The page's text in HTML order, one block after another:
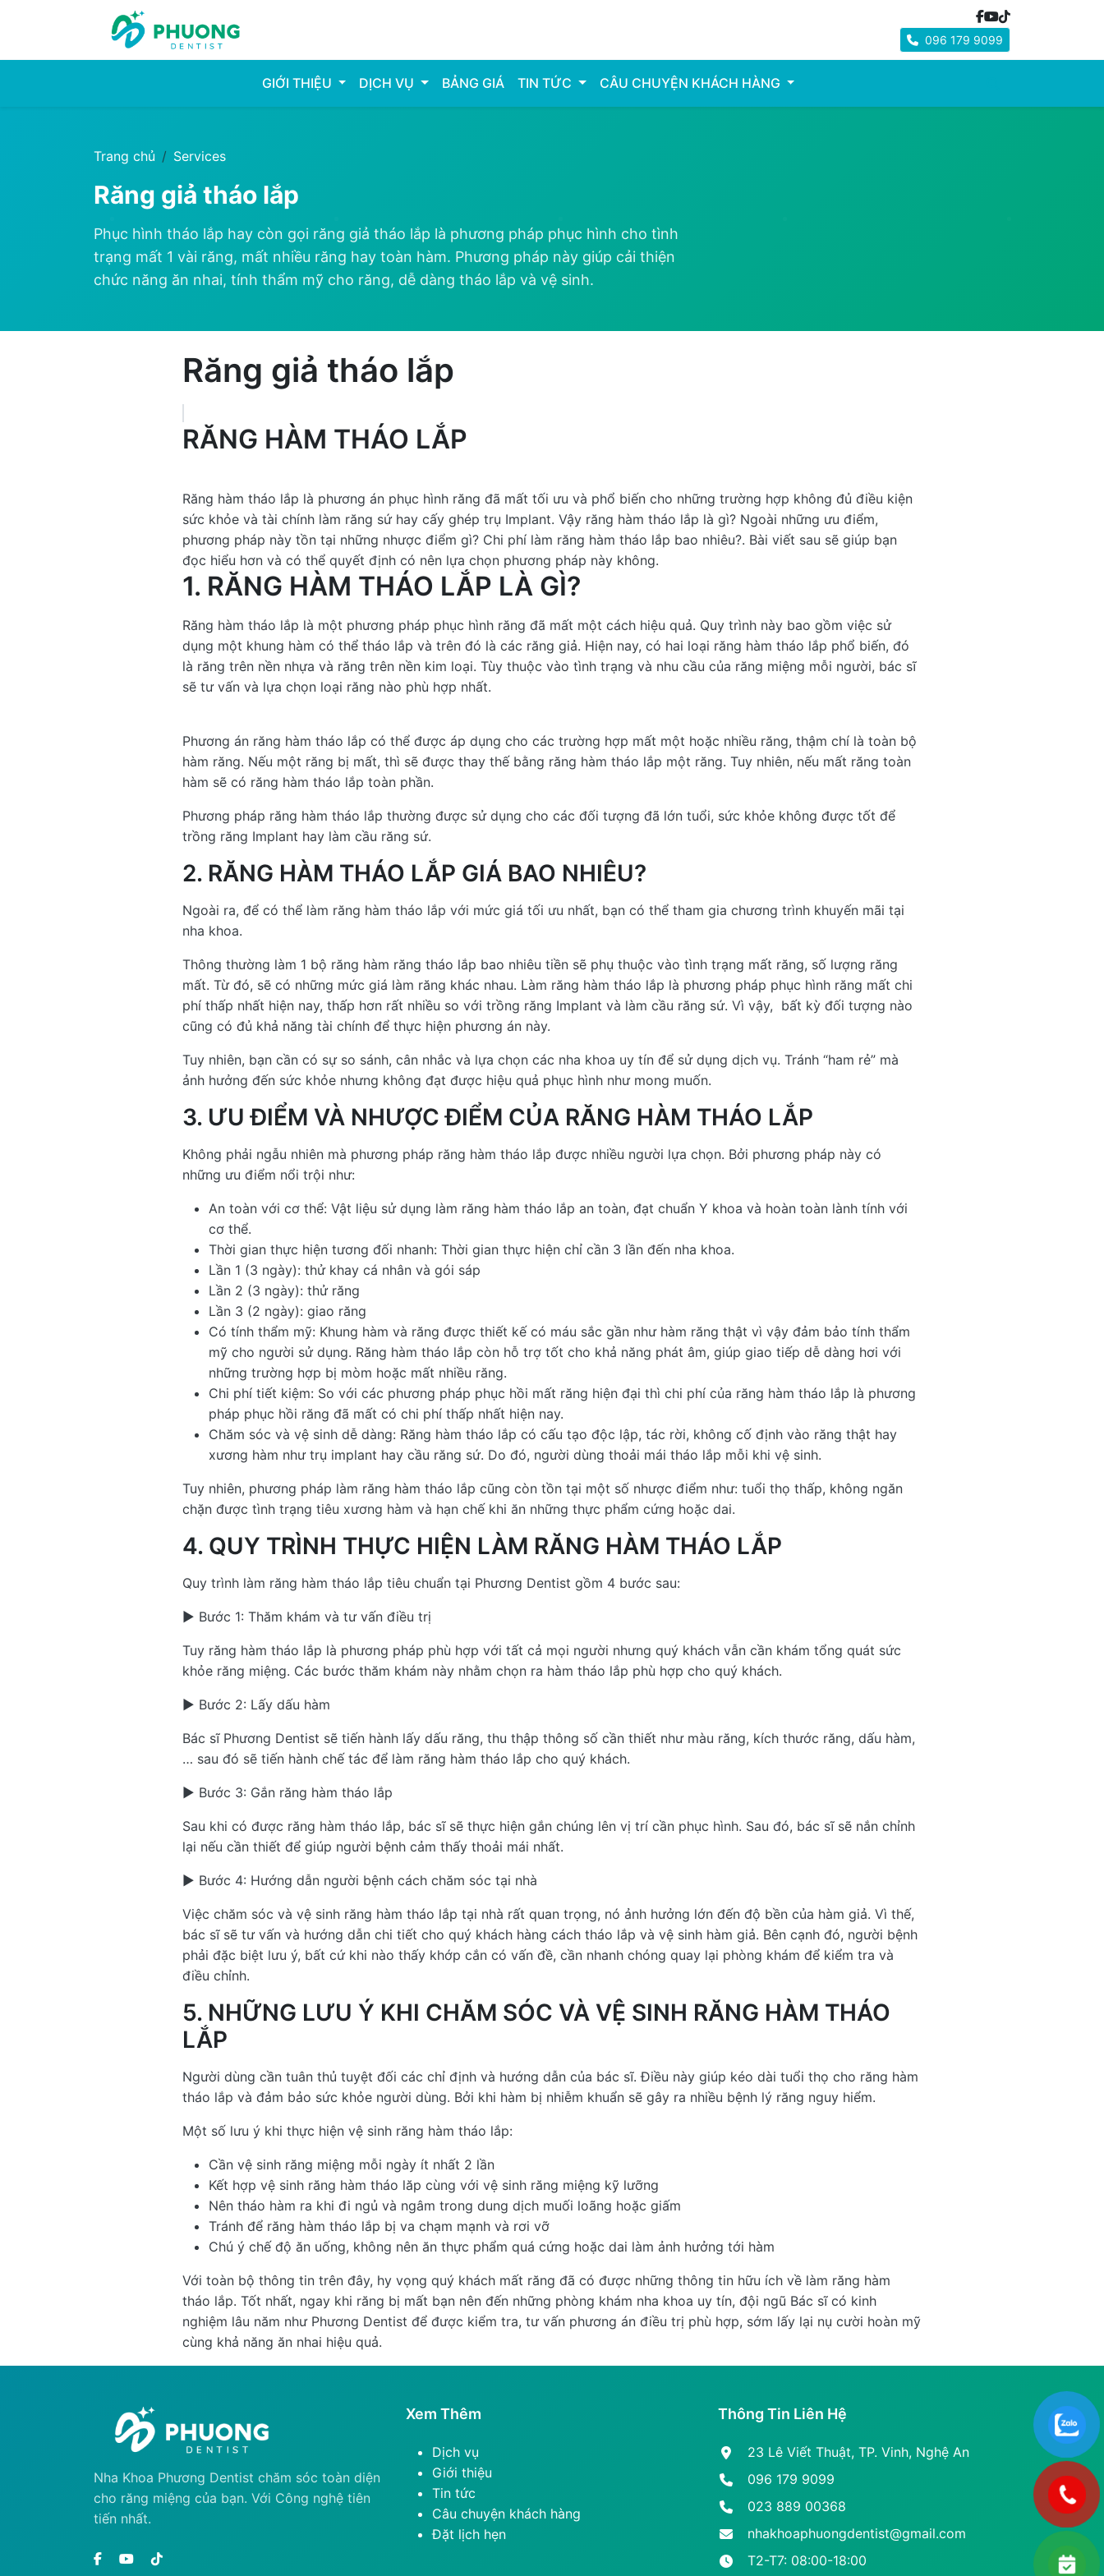
096 179 9099
GIỚI THIỆU DỊCH VỤ BẢNG GIÁ TIN TỨC CÂU CHUYỆN KHÁCH HÀNG
Trang chủ Services
Răng giả tháo lắp
Phục hình tháo lắp hay còn gọi răng giả tháo lắp là phương pháp phục hình cho tình
trạng mất 1 vài răng, mất nhiều răng hay toàn hàm. Phương pháp này giúp cải thiện
chức năng ăn nhai, tính thẩm mỹ cho răng, dễ dàng tháo lắp và vệ sinh.
Răng giả tháo lắp
RĂNG HÀM THÁO LẮP
Răng hàm tháo lắp là phương án phục hình răng đã mất tối ưu và phổ biến cho những trường hợp không đủ điều kiện
sức khỏe và tài chính làm răng sứ hay cấy ghép trụ Implant. Vậy răng hàm tháo lắp là gì? Ngoài những ưu điểm,
phương pháp này tồn tại những nhược điểm gì? Chi phí làm răng hàm tháo lắp bao nhiêu?. Bài viết sau sẽ giúp bạn
đọc hiểu hơn và có thể quyết định có nên lựa chọn phương pháp này không.
1. RĂNG HÀM THÁO LẮP LÀ GÌ?
Răng hàm tháo lắp là một phương pháp phục hình răng đã mất một cách hiệu quả. Quy trình này bao gồm việc sử
dụng một khung hàm có thể tháo lắp và trên đó là các răng giả. Hiện nay, có hai loại răng hàm tháo lắp phổ biến, đó
là răng trên nền nhựa và răng trên nền kim loại. Tùy thuộc vào tình trạng và nhu cầu của răng miệng mỗi người, bác sĩ
sẽ tư vấn và lựa chọn loại răng nào phù hợp nhất.
Phương án răng hàm tháo lắp có thể được áp dụng cho các trường hợp mất một hoặc nhiều răng, thậm chí là toàn bộ
hàm răng. Nếu một răng bị mất, thì sẽ được thay thế bằng răng hàm tháo lắp một răng. Tuy nhiên, nếu mất răng toàn
hàm sẽ có răng hàm tháo lắp toàn phần.
Phương pháp răng hàm tháo lắp thường được sử dụng cho các đối tượng đã lớn tuổi, sức khỏe không được tốt để
trồng răng Implant hay làm cầu răng sứ.
2. RĂNG HÀM THÁO LẮP GIÁ BAO NHIÊU?
Ngoài ra, để có thể làm răng hàm tháo lắp với mức giá tối ưu nhất, bạn có thể tham gia chương trình khuyến mãi tại
nha khoa.
Thông thường làm 1 bộ răng hàm răng tháo lắp bao nhiêu tiền sẽ phụ thuộc vào tình trạng mất răng, số lượng răng
mất. Từ đó, sẽ có những mức giá làm răng khác nhau. Làm răng hàm tháo lắp là phương pháp phục hình răng mất chi
phí thấp nhất hiện nay, thấp hơn rất nhiều so với trồng răng Implant và làm cầu răng sứ. Vì vậy, bất kỳ đối tượng nào
cũng có đủ khả năng tài chính để thực hiện phương án này.
Tuy nhiên, bạn cần có sự so sánh, cân nhắc và lựa chọn các nha khoa uy tín để sử dụng dịch vụ. Tránh “ham rẻ” mà
ảnh hưởng đến sức khỏe nhưng không đạt được hiệu quả phục hình như mong muốn.
3. ƯU ĐIỂM VÀ NHƯỢC ĐIỂM CỦA RĂNG HÀM THÁO LẮP
Không phải ngẫu nhiên mà phương pháp răng hàm tháo lắp được nhiều người lựa chọn. Bởi phương pháp này có
những ưu điểm nổi trội như:
An toàn với cơ thể: Vật liệu sử dụng làm răng hàm tháo lắp an toàn, đạt chuẩn Y khoa và hoàn toàn lành tính với
cơ thể.
Thời gian thực hiện tương đối nhanh: Thời gian thực hiện chỉ cần 3 lần đến nha khoa.
Lần 1 (3 ngày): thử khay cá nhân và gói sáp
Lần 2 (3 ngày): thử răng
Lần 3 (2 ngày): giao răng
Có tính thẩm mỹ: Khung hàm và răng được thiết kế có máu sắc gần như hàm răng thật vì vậy đảm bảo tính thẩm
mỹ cho người sử dụng. Răng hàm tháo lắp còn hỗ trợ tốt cho khả năng phát âm, giúp giao tiếp dễ dàng hơi với
những trường hợp bị mòm hoặc mất nhiều răng.
Chi phí tiết kiệm: So với các phương pháp phục hồi mất răng hiện đại thì chi phí của răng hàm tháo lắp là phương
pháp phục hồi răng đã mất có chi phí thấp nhất hiện nay.
Chăm sóc và vệ sinh dễ dàng: Răng hàm tháo lắp có cấu tạo độc lập, tác rời, không cố định vào răng thật hay
xương hàm như trụ implant hay cầu răng sứ. Do đó, người dùng thoải mái tháo lắp mỗi khi vệ sinh.
Tuy nhiên, phương pháp làm răng hàm tháo lắp cũng còn tồn tại một số nhược điểm như: tuổi thọ thấp, không ngăn
chặn được tình trạng tiêu xương hàm và hạn chế khi ăn những thực phẩm cứng hoặc dai.
4. QUY TRÌNH THỰC HIỆN LÀM RĂNG HÀM THÁO LẮP
Quy trình làm răng hàm tháo lắp tiêu chuẩn tại Phương Dentist gồm 4 bước sau:
► Bước 1: Thăm khám và tư vấn điều trị
Tuy răng hàm tháo lắp là phương pháp phù hợp với tất cả mọi người nhưng quý khách vẫn cần khám tổng quát sức
khỏe răng miệng. Các bước thăm khám này nhằm chọn ra hàm tháo lắp phù hợp cho quý khách.
► Bước 2: Lấy dấu hàm
Bác sĩ Phương Dentist sẽ tiến hành lấy dấu răng, thu thập thông số cần thiết như màu răng, kích thước răng, dấu hàm,
… sau đó sẽ tiến hành chế tác để làm răng hàm tháo lắp cho quý khách.
► Bước 3: Gắn răng hàm tháo lắp
Sau khi có được răng hàm tháo lắp, bác sĩ sẽ thực hiện gắn chúng lên vị trí cần phục hình. Sau đó, bác sĩ sẽ nắn chỉnh
lại nếu cần thiết để giúp người bệnh cảm thấy thoải mái nhất.
► Bước 4: Hướng dẫn người bệnh cách chăm sóc tại nhà
Việc chăm sóc và vệ sinh răng hàm tháo lắp tại nhà rất quan trọng, nó ảnh hưởng lớn đến độ bền của hàm giả. Vì thế,
bác sĩ sẽ tư vấn và hướng dẫn chi tiết cho quý khách hàng cách tháo lắp và vệ sinh hàm giả. Bên cạnh đó, người bệnh
phải đặc biệt lưu ý, bất cứ khi nào thấy khớp cắn có vấn đề, cần nhanh chóng quay lại phòng khám để kiểm tra và
điều chỉnh.
5. NHỮNG LƯU Ý KHI CHĂM SÓC VÀ VỆ SINH RĂNG HÀM THÁO
LẮP
Người dùng cần tuân thủ tuyệt đối các chỉ định và hướng dẫn của bác sĩ. Điều này giúp kéo dài tuổi thọ cho răng hàm
tháo lắp và đảm bảo sức khỏe người dùng. Bởi khi hàm bị nhiễm khuẩn sẽ gây ra nhiều bệnh lý răng nguy hiểm.
Một số lưu ý khi thực hiện vệ sinh răng hàm tháo lắp:
Cần vệ sinh răng miệng mỗi ngày ít nhất 2 lần
Kết hợp vệ sinh răng hàm tháo lăp cùng với vệ sinh răng miệng kỹ lưỡng
Nên tháo hàm ra khi đi ngủ và ngâm trong dung dịch muối loãng hoặc giấm
Tránh để răng hàm tháo lắp bị va chạm mạnh và rơi vỡ
Chú ý chế độ ăn uống, không nên ăn thực phẩm quá cứng hoặc dai làm ảnh hưởng tới hàm
Với toàn bộ thông tin trên đây, hy vọng quý khách mất răng đã có được những thông tin hữu ích về làm răng hàm
tháo lắp. Tốt nhất, ngay khi răng bị mất bạn nên đến những phòng khám nha khoa uy tín, đội ngũ Bác sĩ có kinh
nghiệm lâu năm như Phương Dentist để được kiểm tra, tư vấn phương án điều trị phù hợp, sớm lấy lại nụ cười hoàn mỹ
cùng khả năng ăn nhai hiệu quả.
Nha Khoa Phương Dentist chăm sóc toàn diện
cho răng miệng của bạn. Với Công nghệ tiên
tiến nhất.
Xem Thêm
Dịch vụ
Giới thiệu
Tin tức
Câu chuyện khách hàng
Đặt lịch hẹn
Thông Tin Liên Hệ
23 Lê Viết Thuật, TP. Vinh, Nghệ An
096 179 9099
023 889 00368
nhakhoaphuongdentist@gmail.com
T2-T7: 08:00-18:00